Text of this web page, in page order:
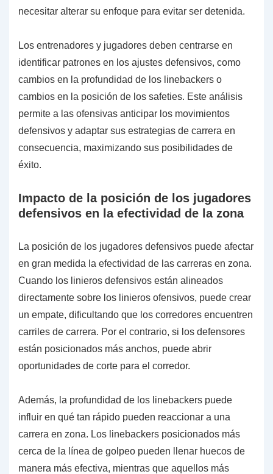
necesitar alterar su enfoque para evitar ser detenida.
Los entrenadores y jugadores deben centrarse en
identificar patrones en los ajustes defensivos, como
cambios en la profundidad de los linebackers o
cambios en la posición de los safeties. Este análisis
permite a las ofensivas anticipar los movimientos
defensivos y adaptar sus estrategias de carrera en
consecuencia, maximizando sus posibilidades de
éxito.
Impacto de la posición de los jugadores
defensivos en la efectividad de la zona
La posición de los jugadores defensivos puede afectar
en gran medida la efectividad de las carreras en zona.
Cuando los linieros defensivos están alineados
directamente sobre los linieros ofensivos, puede crear
un empate, dificultando que los corredores encuentren
carriles de carrera. Por el contrario, si los defensores
están posicionados más anchos, puede abrir
oportunidades de corte para el corredor.
Además, la profundidad de los linebackers puede
influir en qué tan rápido pueden reaccionar a una
carrera en zona. Los linebackers posicionados más
cerca de la línea de golpeo pueden llenar huecos de
manera más efectiva, mientras que aquellos más